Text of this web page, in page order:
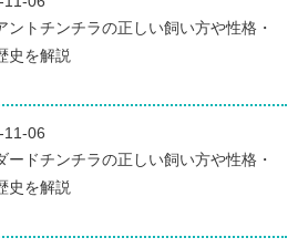
ントチンチラの正しい飼い方や性格・
史を解説
11-06
ードチンチラの正しい飼い方や性格・
史を解説